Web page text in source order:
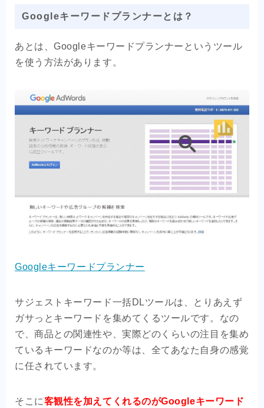
Googleキーワードプランナーとは？
あとは、Googleキーワードプランナーというツール
を使う方法があります。
Googleキーワードプランナー
サジェストキーワード一括DLツールは、とりあえず
ガサっとキーワードを集めてくるツールです。なの
で、商品との関連性や、実際どのくらいの注目を集め
ているキーワードなのか等は、全てあなた自身の感覚
に任されています。
そこに客観性を加えてくれるのがGoogleキーワード